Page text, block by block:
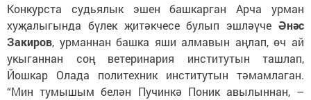
Конкурста судьялык эшен башкарган Арча урман
хуҗалыгында бүлек җитәкчесе булып эшләүче Әнәс
Закиров, урманнан башка яши алмавын аңлап, өч ай
укыганнан соң ветеринария институтын ташлап,
Йошкар Олада политехник институтын тәмамлаган.
“Мин тумышым белән Пучинкә Поник авылыннан, –